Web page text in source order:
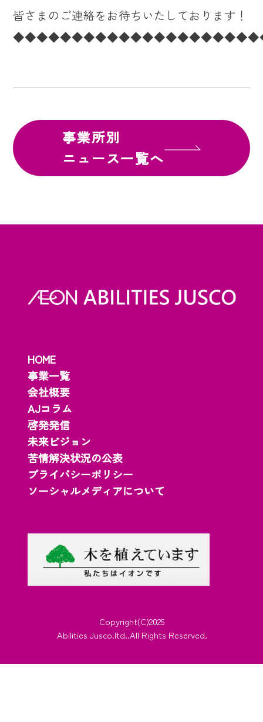
皆さまのご連絡をお待ちいたしております！
事業所別
ニュース一覧へ
HOME
事業一覧
会社概要
AJコラム
啓発発信
未来ビジョン
苦情解決状況の公表
プライバシーポリシー
ソーシャルメディアについて
Copyright(C)2025
Abilities Jusco.ltd..All Rights Reserved.